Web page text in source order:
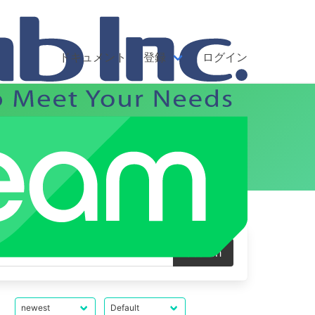
ドキュメント 登録 ログイン